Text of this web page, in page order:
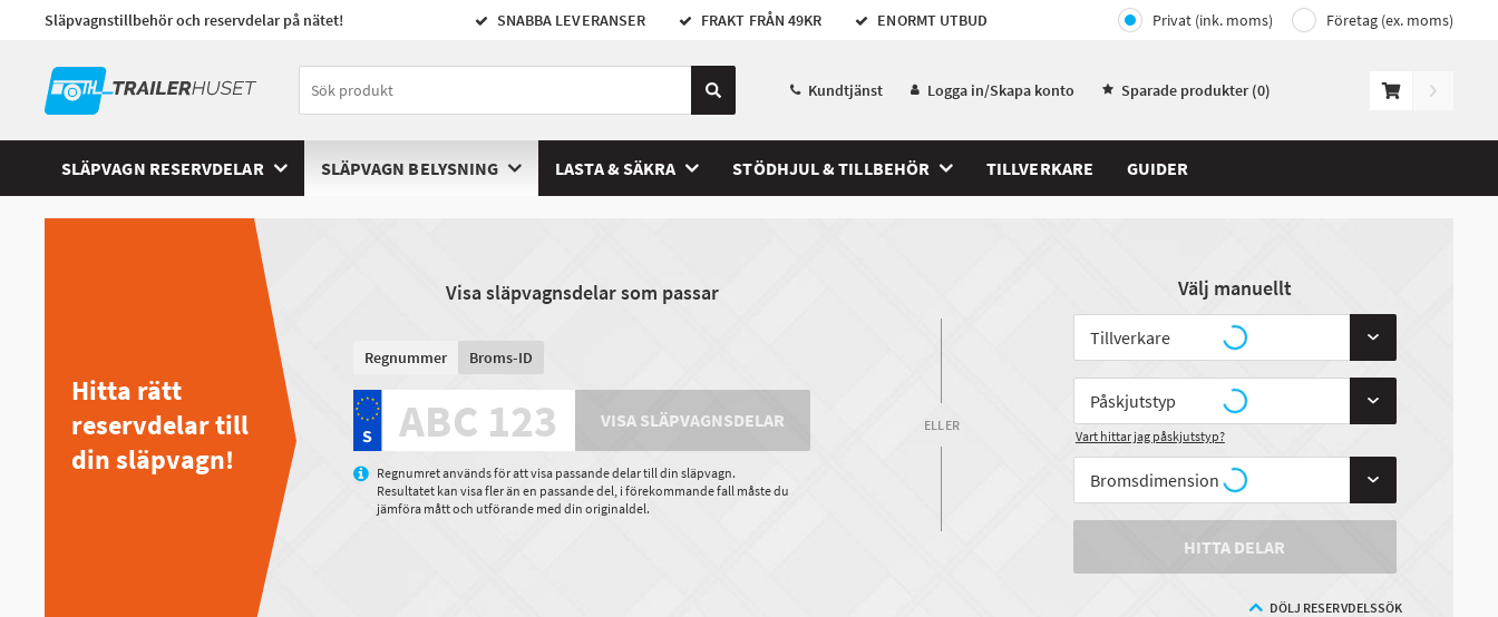
Släpvagnstillbehör och reservdelar på nätet! SNABBA LEVERANSER FRAKT FRÅN 49KR ENORMT UTBUD Privat (ink. moms) Företag (ex. moms)
Kundtjänst Logga in/Skapa konto Sparade produkter (0)
SLÄPVAGN RESERVDELAR SLÄPVAGN BELYSNING LASTA & SÄKRA STÖDHJUL & TILLBEHÖR TILLVERKARE GUIDER
Hitta rätt
reservdelar till
din släpvagn!
Visa släpvagnsdelar som passar
Regnummer Broms-ID
VISA SLÄPVAGNSDELAR
Regnumret används för att visa passande delar till din släpvagn.
Resultatet kan visa fler än en passande del, i förekommande fall måste du
jämföra mått och utförande med din originaldel.
ELLER
Välj manuellt
Vart hittar jag påskjutstyp?
HITTA DELAR
DÖLJ RESERVDELSSÖK